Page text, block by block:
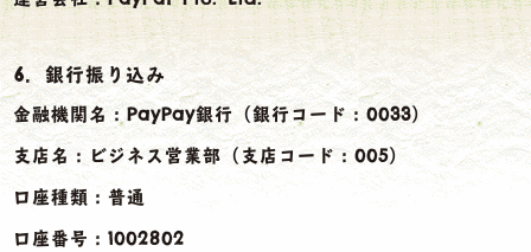
6．銀行振り込み
金融機関名：PayPay銀行（銀行コード：0033）
支店名：ビジネス営業部（支店コード：005）
口座種類：普通
口座番号：1002802